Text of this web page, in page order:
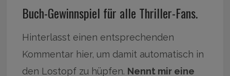
Buch-Gewinnspiel für alle Thriller-Fans.
Hinterlasst einen entsprechenden
Kommentar hier, um damit automatisch in
den Lostopf zu hüpfen. Nennt mir eine